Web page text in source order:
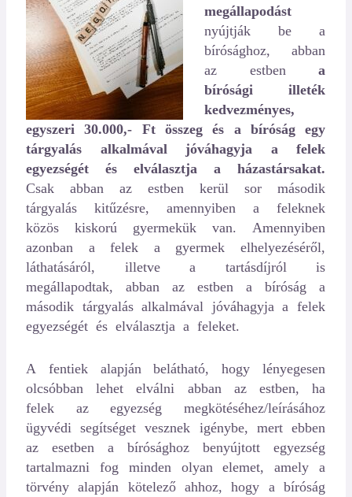
megállapodást
nyújtják be a
bírósághoz, abban
az estbena
bírósági illeték
kedvezményes,
egyszeri 30.000,- Ft összeg és a bíróság egy
tárgyalás alkalmával jóváhagyja a felek
egyezségét és elválasztja a házastársakat.
Csak abban az estben kerül sor második
tárgyalás kitűzésre, amennyiben a feleknek
közös kiskorú gyermekük van. Amennyiben
azonban a felek a gyermek elhelyezéséről,
láthatásáról, illetve a tartásdíjról is
megállapodtak, abban az estben a bíróság a
második tárgyalás alkalmával jóváhagyja a felek
egyezségét és elválasztja a feleket.
A fentiek alapján belátható, hogy lényegesen
olcsóbban lehet elválni abban az estben, ha
felek az egyezség megkötéséhez/leírásához
ügyvédi segítséget vesznek igénybe, mert ebben
az esetben a bírósághoz benyújtott egyezség
tartalmazni fog minden olyan elemet, amely a
törvény alapján kötelező ahhoz, hogy a bíróság